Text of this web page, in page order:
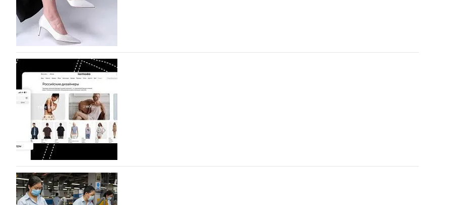
07.08.2026 616
BALLINA представит свои новинки на Euro Shoes
Компания BALLINA Guangzhou Lihuang Footwear Co., Ltd., основанная в 2011 году и расположенная в
Гуанчжоу, столице моды Китая, является профессиональной обувной компанией, объединяющей
разработку, производство и…
07.08.2026 473
На платформе Lamoda - новый раздел и условия продвижения локальных
дизайнерских марок